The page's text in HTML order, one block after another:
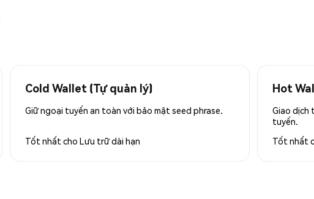
Cold Wallet (Tự quản lý)
Giữ ngoại tuyến an toàn với bảo mật seed phrase.
Tốt nhất cho Lưu trữ dài hạn
Hot
Giao dịch
tuyến.
Tốt nhất